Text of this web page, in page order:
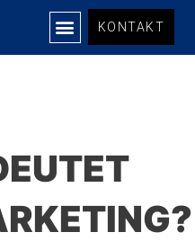
KONTAKT